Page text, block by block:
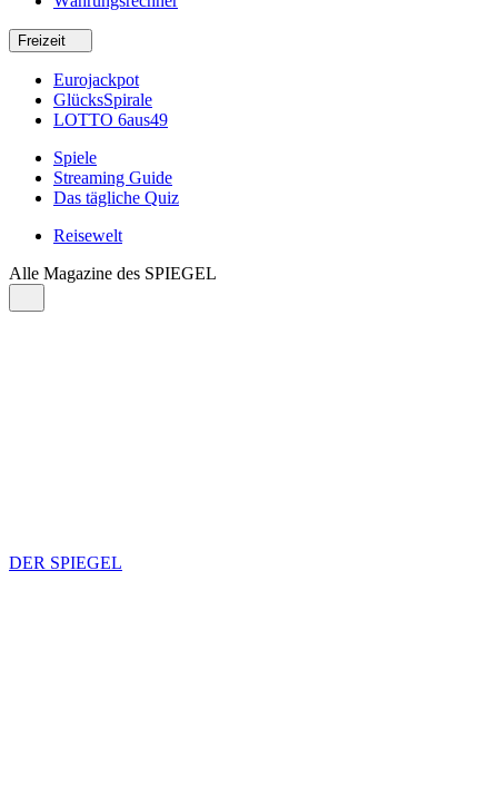
Freizeit
Eurojackpot
GlücksSpirale
LOTTO 6aus49
Spiele
Streaming Guide
Das tägliche Quiz
Reisewelt
Alle Magazine des SPIEGEL
DER SPIEGEL